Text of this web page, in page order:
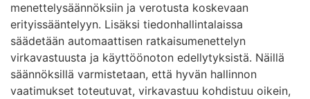
menettelysäännöksiin ja verotusta koskevaan
erityissääntelyyn. Lisäksi tiedonhallintalaissa
säädetään automaattisen ratkaisumenettelyn
virkavastuusta ja käyttöönoton edellytyksistä. Näillä
säännöksillä varmistetaan, että hyvän hallinnon
vaatimukset toteutuvat, virkavastuu kohdistuu oikein,